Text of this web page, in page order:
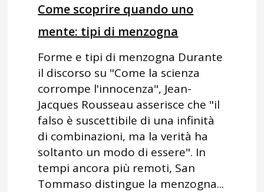
Come scoprire quando uno
mente: tipi di menzogna
Forme e tipi di menzogna Durante
il discorso su "Come la scienza
corrompe l'innocenza", Jean-
Jacques Rousseau asserisce che "il
falso è suscettibile di una infinità
di combinazioni, ma la verità ha
soltanto un modo di essere". In
tempi ancora più remoti, San
Tommaso distingue la menzogna...